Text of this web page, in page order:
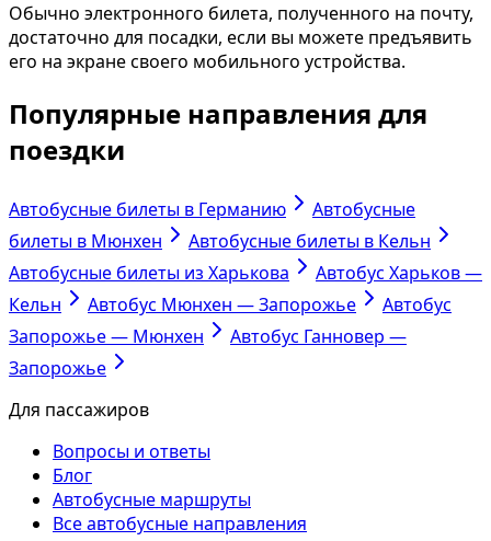
Обычно электронного билета, полученного на почту,
достаточно для посадки, если вы можете предъявить
его на экране своего мобильного устройства.
Популярные направления для
поездки
Автобусные билеты в Германию
Автобусные
билеты в Мюнхен
Автобусные билеты в Кельн
Автобусные билеты из Харькова
Автобус Харьков —
Кельн
Автобус Мюнхен — Запорожье
Автобус
Запорожье — Мюнхен
Автобус Ганновер —
Запорожье
Для пассажиров
Вопросы и ответы
Блог
Автобусные маршруты
Все автобусные направления